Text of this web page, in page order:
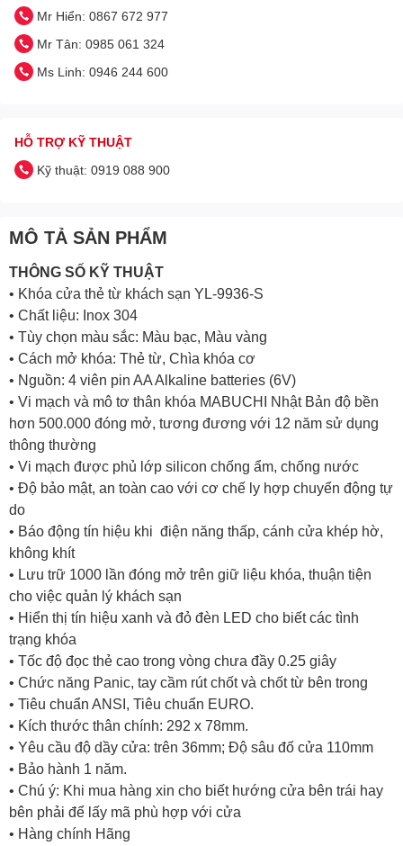
Mr Hiển: 0867 672 977
Mr Tân: 0985 061 324
Ms Linh: 0946 244 600
HỖ TRỢ KỸ THUẬT
Kỹ thuật: 0919 088 900
MÔ TẢ SẢN PHẨM
THÔNG SỐ KỸ THUẬT
• Khóa cửa thẻ từ khách sạn YL-9936-S
• Chất liệu: Inox 304
• Tùy chọn màu sắc: Màu bạc, Màu vàng
• Cách mở khóa: Thẻ từ, Chìa khóa cơ
• Nguồn: 4 viên pin AA Alkaline batteries (6V)
• Vi mạch và mô tơ thân khóa MABUCHI Nhật Bản độ bền
hơn 500.000 đóng mở, tương đương với 12 năm sử dụng
thông thường
• Vi mạch được phủ lớp silicon chống ẩm, chống nước
• Độ bảo mật, an toàn cao với cơ chế ly hợp chuyển động tự
do
• Báo động tín hiệu khi điện năng thấp, cánh cửa khép hờ,
không khít
• Lưu trữ 1000 lần đóng mở trên giữ liệu khóa, thuận tiện
cho việc quản lý khách sạn
• Hiển thị tín hiệu xanh và đỏ đèn LED cho biết các tình
trạng khóa
• Tốc độ đọc thẻ cao trong vòng chưa đầy 0.25 giây
• Chức năng Panic, tay cầm rút chốt và chốt từ bên trong
• Tiêu chuẩn ANSI, Tiêu chuẩn EURO.
• Kích thước thân chính: 292 x 78mm.
• Yêu cầu độ dầy cửa: trên 36mm; Độ sâu đố cửa 110mm
• Bảo hành 1 năm.
• Chú ý: Khi mua hàng xin cho biết hướng cửa bên trái hay
bên phải để lấy mã phù hợp với cửa
• Hàng chính Hãng